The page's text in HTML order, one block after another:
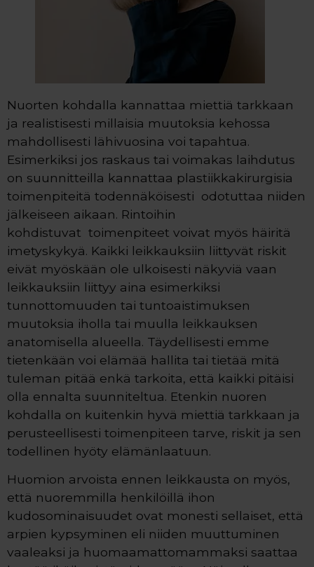
Nuorten kohdalla kannattaa miettiä tarkkaan
ja realistisesti millaisia muutoksia kehossa
mahdollisesti lähivuosina voi tapahtua.
Esimerkiksi jos raskaus tai voimakas laihdutus
on suunnitteilla kannattaa plastiikkakirurgisia
toimenpiteitä todennäköisesti odotuttaa niiden
jälkeiseen aikaan. Rintoihin
kohdistuvat toimenpiteet voivat myös häiritä
imetyskykyä. Kaikki leikkauksiin liittyvät riskit
eivät myöskään ole ulkoisesti näkyviä vaan
leikkauksiin liittyy aina esimerkiksi
tunnottomuuden tai tuntoaistimuksen
muutoksia iholla tai muulla leikkauksen
anatomisella alueella. Täydellisesti emme
tietenkään voi elämää hallita tai tietää mitä
tuleman pitää enkä tarkoita, että kaikki pitäisi
olla ennalta suunniteltua. Etenkin nuoren
kohdalla on kuitenkin hyvä miettiä tarkkaan ja
perusteellisesti toimenpiteen tarve, riskit ja sen
todellinen hyöty elämänlaatuun.
Huomion arvoista ennen leikkausta on myös,
että nuoremmilla henkilöillä ihon
kudosominaisuudet ovat monesti sellaiset, että
arpien kypsyminen eli niiden muuttuminen
vaaleaksi ja huomaamattomammaksi saattaa